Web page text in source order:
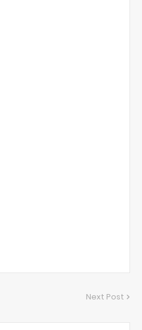
Next Post